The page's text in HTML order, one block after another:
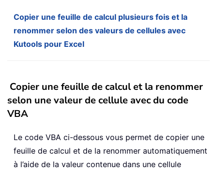
Copier une feuille de calcul plusieurs fois et la
renommer selon des valeurs de cellules avec
Kutools pour Excel
Copier une feuille de calcul et la renommer
selon une valeur de cellule avec du code
VBA
Le code VBA ci-dessous vous permet de copier une
feuille de calcul et de la renommer automatiquement
à l’aide de la valeur contenue dans une cellule